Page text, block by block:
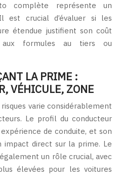
complète représente un
est crucial d’évaluer si les
étendue justifient son coût
formules au tiers ou
LA PRIME :
VÉHICULE, ZONE
varie considérablement
Le profil du conducteur
de conduite, et son
impact direct sur la prime. Le
un rôle crucial, avec
élevées pour les voitures